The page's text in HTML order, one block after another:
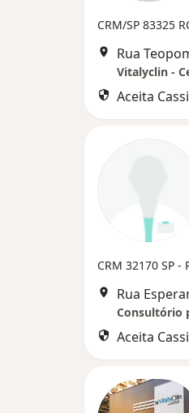
CRM/SP 83325
Vitalyclin -
Aceita Cassi
CRM 32170 SP -
Consultório
Aceita Cassi